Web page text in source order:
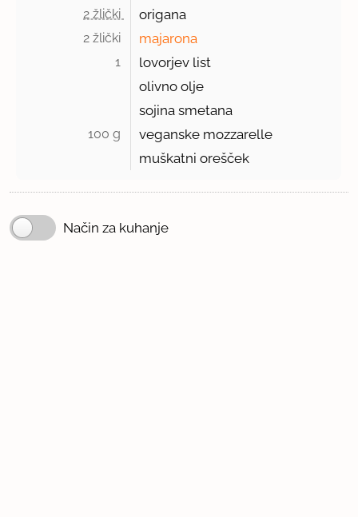
2 žlički origana
2 žlički majarona
1
lovorjev list
olivno olje
sojina smetana
100 g
veganske mozzarelle
muškatni orešček
Način za kuhanje